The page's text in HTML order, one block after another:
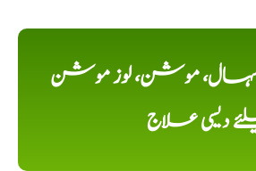
موشن، لوز موشن
دیسی علاج